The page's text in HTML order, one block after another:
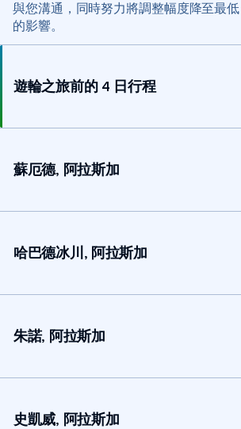
與您溝通，同時努力將調整幅度降至最
的影響。
遊輪之旅前的 4 日行程
蘇厄德, 阿拉斯加
哈巴德冰川, 阿拉斯加
朱諾, 阿拉斯加
史凱威, 阿拉斯加